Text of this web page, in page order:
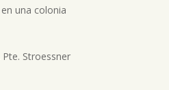
una colonia
Stroessner